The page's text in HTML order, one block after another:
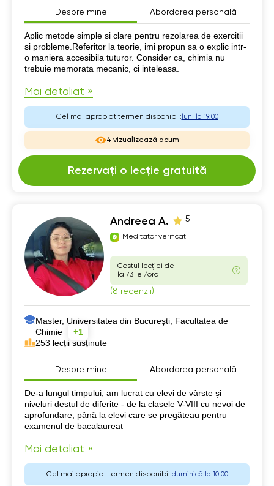
Despre mine Abordarea personală
Despre mine
Aplic metode simple si clare pentru rezolarea de exercitii
si probleme.Referitor la teorie, imi propun sa o explic intr-
o maniera accesibila tuturor. Consider ca, chimia nu
trebuie memorata mecanic, ci inteleasa.
Mai detaliat »
Cel mai apropiat termen disponibil: luni la 19:00
4 vizualizează acum
Rezervați o lecție gratuită
Andreea A. 5
Meditator verificat
Costul lecției de
la 73 lei/oră
(8 recenzii)
Master, Universitatea din București, Facultatea de
Chimie
+1
253 lecții susținute
Despre mine Abordarea personală
Despre mine
De-a lungul timpului, am lucrat cu elevi de vârste și
niveluri destul de diferite - de la clasele V-VIII cu nevoi de
aprofundare, până la elevi care se pregăteau pentru
examenul de bacalaureat
Mai detaliat »
Cel mai apropiat termen disponibil:duminică la 10:00